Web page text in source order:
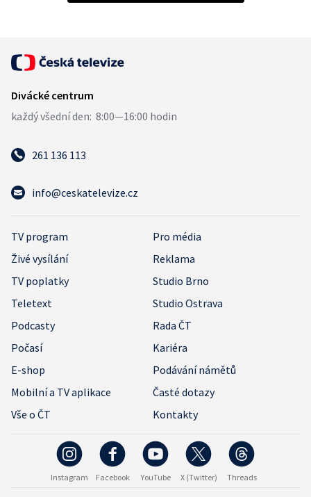
261 136 113
info@ceskatelevize.cz
TV program
Pro média
Živé vysílání
Reklama
TV poplatky
Studio Brno
Teletext
Studio Ostrava
Podcasty
Rada ČT
Počasí
Kariéra
E-shop
Podávání námětů
Mobilní a TV aplikace
Časté dotazy
Vše o ČT
Kontakty
Instagram Facebook YouTube X (Twitter) Threads